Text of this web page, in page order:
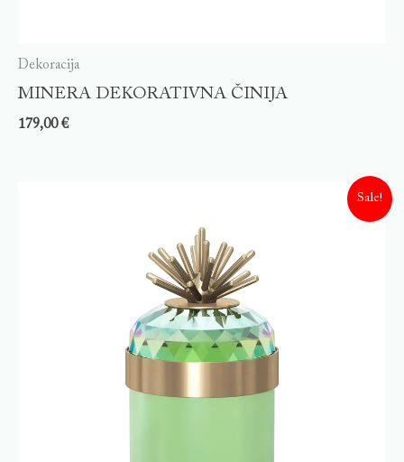
Dekoracija
MINERA DEKORATIVNA ČINIJA
179,00€
Sale!